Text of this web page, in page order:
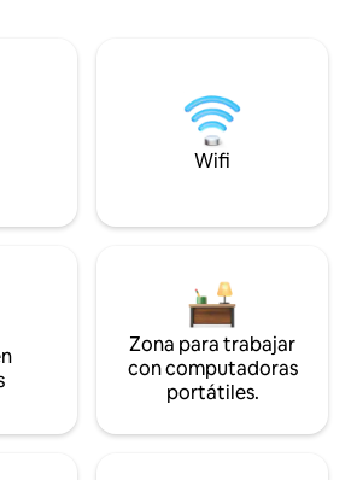
Wifi
Zona para trabajar
con computadoras
portátiles.